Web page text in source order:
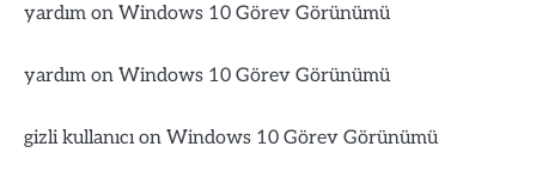
yardım on Windows 10 Görev Görünümü
yardım on Windows 10 Görev Görünümü
gizli kullanıcıon Windows 10 Görev Görünümü